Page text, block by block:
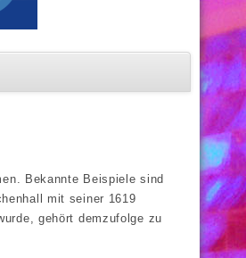
Bekannte Beispiele sind
mit seiner 1619
gehört demzufolge zu